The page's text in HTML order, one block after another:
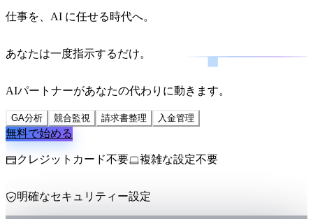
仕事を、AI に任せる時代へ。
あなたは一度指示するだけ。
AIパートナーがあなたの代わりに動きます。
GA分析 競合監視 請求書整理 入金管理
無料で始める
クレジットカード不要 複雑な設定不要
明確なセキュリティー設定